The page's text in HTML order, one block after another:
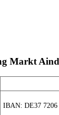
Markt
IBAN: DE37 7206